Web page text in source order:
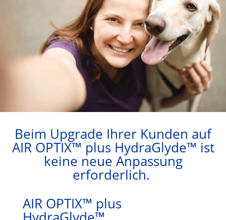
Beim Upgrade Ihrer Kunden auf
AIR OPTIX™ plus HydraGlyde™ ist
keine neue Anpassung
erforderlich.
AIR OPTIX™ plus